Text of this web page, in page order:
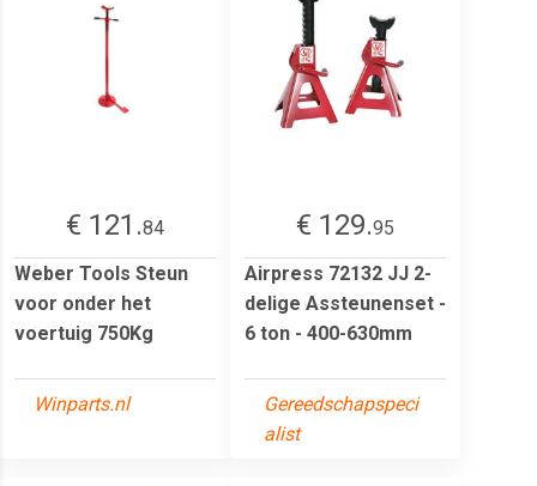
€ 121.84
Weber Tools Steun
voor onder het
voertuig 750Kg
Winparts.nl
€ 129.95
Airpress 72132 JJ 2-
delige Assteunenset -
6 ton - 400-630mm
Gereedschapspeci
alist